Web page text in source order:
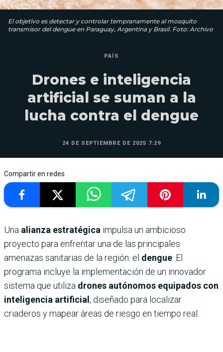
El objetivo es detectar y controlar tempranamente al mosquito
transmisor del dengue en Paraguay, Argentina y Brasil. Foto: Archivo
PAÍS
Drones e inteligencia
artificial se suman a la
lucha contra el dengue
24 DE SEPTIEMBRE DE 2025 7:29
Compartir en redes
Una alianza estratégica impulsa un ambicioso
proyecto para enfrentar una de las principales
amenazas sanitarias de la región: el dengue . El
programa incluye la implementación de un innovador
sistema que utiliza drones autónomos equipados con
inteligencia artificial , diseñado para localizar
criaderos y mapear áreas de riesgo en tiempo real.